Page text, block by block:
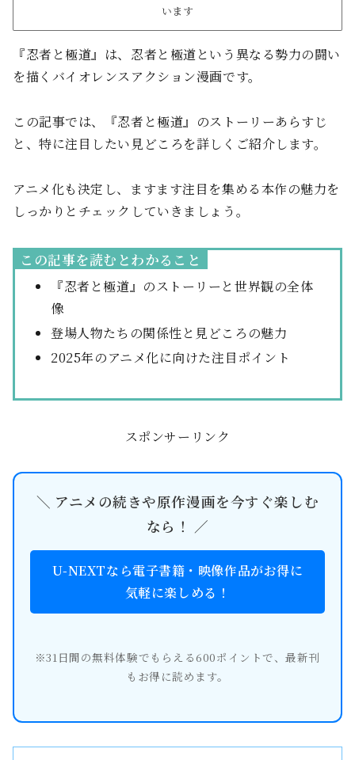
います
『忍者と極道』は、忍者と極道という異なる勢力の闘い
を描くバイオレンスアクション漫画です。
この記事では、『忍者と極道』のストーリーあらすじ
と、特に注目したい見どころを詳しくご紹介します。
アニメ化も決定し、ますます注目を集める本作の魅力を
しっかりとチェックしていきましょう。
この記事を読むとわかること
『忍者と極道』のストーリーと世界観の全体
像
登場人物たちの関係性と見どころの魅力
2025年のアニメ化に向けた注目ポイント
スポンサーリンク
＼ アニメの続きや原作漫画を今すぐ楽しむ
なら！ ／
U-NEXTなら電子書籍・映像作品がお得に
気軽に楽しめる！
※31日間の無料体験でもらえる600ポイントで、最新刊
もお得に読めます。